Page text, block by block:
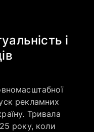
і
рекламних
Тривала
року, коли